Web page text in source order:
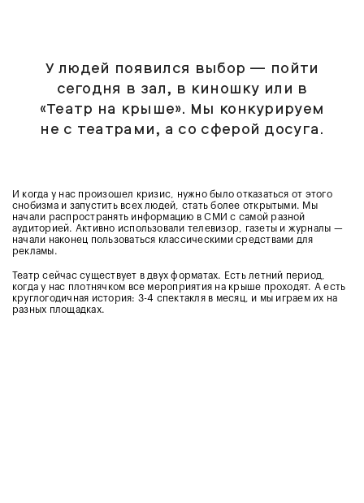
У людей появился выбор — пойти
сегодня в зал, в киношку или в
«Театр на крыше». Мы конкурируем
не с театрами, а со сферой досуга.
И когда у нас произошел кризис, нужно было отказаться от этого
снобизма и запустить всех людей, стать более открытыми. Мы
начали распространять информацию в СМИ с самой разной
аудиторией. Активно использовали телевизор, газеты и журналы —
начали наконец пользоваться классическими средствами для
рекламы.
Театр сейчас существует в двух форматах. Есть летний период,
когда у нас плотнячком все мероприятия на крыше проходят. А есть
круглогодичная история: 3-4 спектакля в месяц, и мы играем их на
разных площадках.